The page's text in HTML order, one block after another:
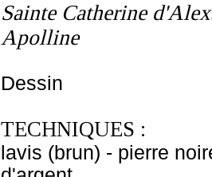
Sainte Catherine
Apolline
Dessin
TECHNIQUES :
lavis (brun) - pierre